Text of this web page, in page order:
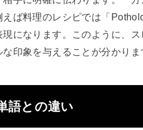
ば料理のレシピでは「
になります。このように、
印象を与えることが分かりま
語との違い